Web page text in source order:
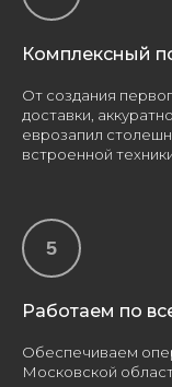
Комплексный
От создания
доставки,
еврозапил
встроенной
Работаем по
Обеспечиваем
Московской